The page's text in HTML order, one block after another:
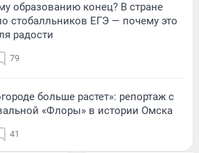
образованию конец? В стране
стобалльников ЕГЭ — почему это
радости
79
больше растет»: репортаж с
«Флоры» в истории Омска
41